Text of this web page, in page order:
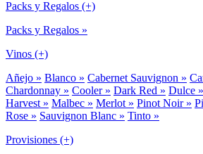
Packs y Regalos (+)
Packs y Regalos »
Vinos (+)
Añejo » Blanco » Cabernet Sauvignon »
Chardonnay » Cooler » Dark Red » Dulce »
Harvest » Malbec » Merlot » Pinot Noir »
Rose » Sauvignon Blanc » Tinto »
Provisiones (+)